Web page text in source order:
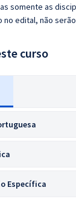
somente as
no edital, não
curso
Específica